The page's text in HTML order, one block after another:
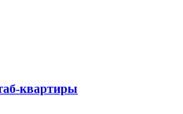
квартиры